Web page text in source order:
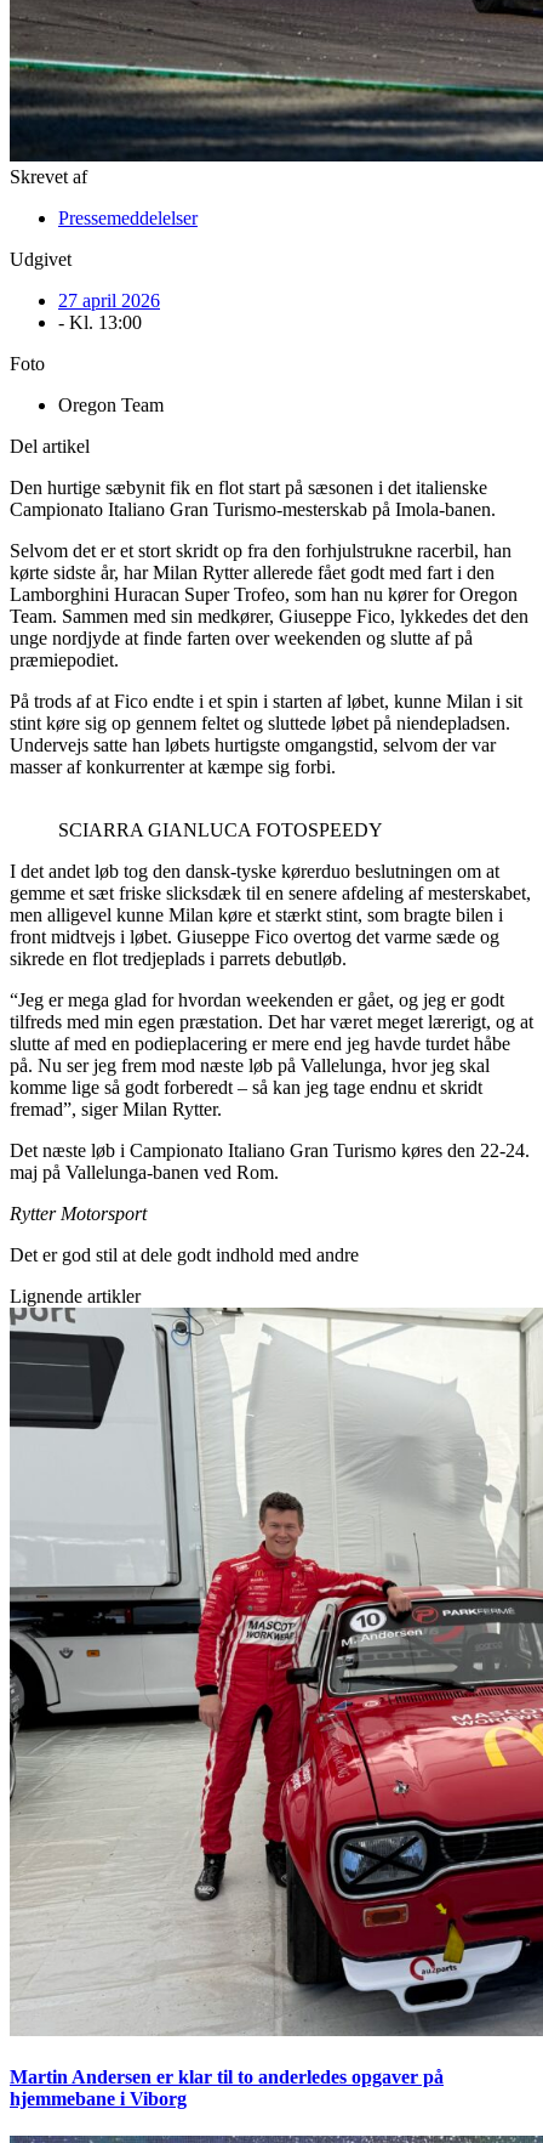
Skrevet af
Pressemeddelelser
Udgivet
27 april 2026
- Kl. 13:00
Foto
Oregon Team
Del artikel
Den hurtige sæbynit fik en flot start på sæsonen i det italienske
Campionato Italiano Gran Turismo-mesterskab på Imola-banen.
Selvom det er et stort skridt op fra den forhjulstrukne racerbil, han
kørte sidste år, har Milan Rytter allerede fået godt med fart i den
Lamborghini Huracan Super Trofeo, som han nu kører for Oregon
Team. Sammen med sin medkører, Giuseppe Fico, lykkedes det den
unge nordjyde at finde farten over weekenden og slutte af på
præmiepodiet.
På trods af at Fico endte i et spin i starten af løbet, kunne Milan i sit
stint køre sig op gennem feltet og sluttede løbet på niendepladsen.
Undervejs satte han løbets hurtigste omgangstid, selvom der var
masser af konkurrenter at kæmpe sig forbi.
SCIARRA GIANLUCA FOTOSPEEDY
I det andet løb tog den dansk-tyske kørerduo beslutningen om at
gemme et sæt friske slicksdæk til en senere afdeling af mesterskabet,
men alligevel kunne Milan køre et stærkt stint, som bragte bilen i
front midtvejs i løbet. Giuseppe Fico overtog det varme sæde og
sikrede en flot tredjeplads i parrets debutløb.
“Jeg er mega glad for hvordan weekenden er gået, og jeg er godt
tilfreds med min egen præstation. Det har været meget lærerigt, og at
slutte af med en podieplacering er mere end jeg havde turdet håbe
på. Nu ser jeg frem mod næste løb på Vallelunga, hvor jeg skal
komme lige så godt forberedt – så kan jeg tage endnu et skridt
fremad”, siger Milan Rytter.
Det næste løb i Campionato Italiano Gran Turismo køres den 22-24.
maj på Vallelunga-banen ved Rom.
Rytter Motorsport
Det er god stil at dele godt indhold med andre
Lignende artikler
Martin Andersen er klar til to anderledes opgaver på
hjemmebane i Viborg